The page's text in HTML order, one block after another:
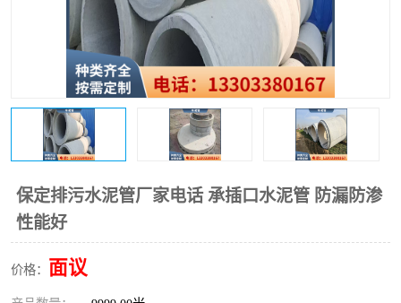
保定排污水泥管厂家电话 承插口水泥管 防漏防渗
性能好
价格： 面议